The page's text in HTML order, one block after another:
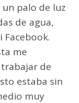
palo de luz
de agua,
me
de
estaba sin
muy